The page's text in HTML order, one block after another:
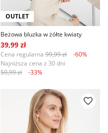
OUTLET
Beżowa bluzka w żółte kwiaty
39,99 zł
Cena regularna 99,99 zł
-60%
Najniższa cena z 30 dni
59,99 zł
-33%